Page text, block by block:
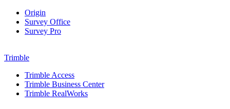
Origin
Survey Office
Survey Pro
Trimble
Trimble Access
Trimble Business Center
Trimble RealWorks